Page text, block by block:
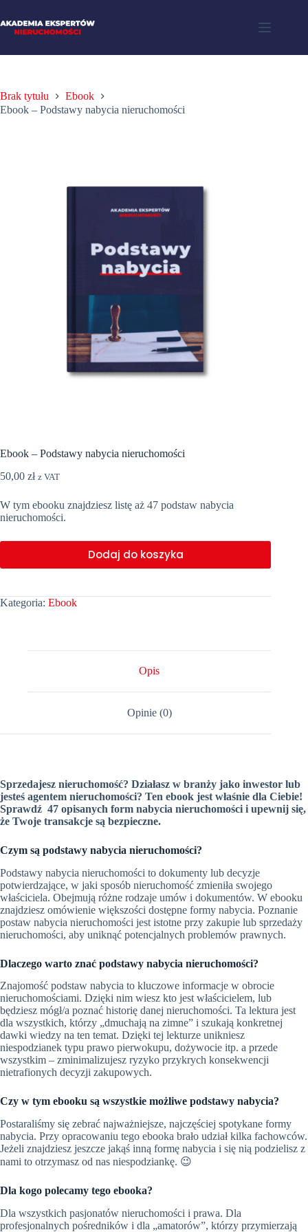
Brak tytułu
Ebook
Ebook – Podstawy nabycia nieruchomości
Ebook – Podstawy nabycia nieruchomości
50,00 zł z VAT
W tym ebooku znajdziesz listę aż 47 podstaw nabycia
nieruchomości.
Dodaj do koszyka
Kategoria: Ebook
Opis
Opinie (0)
Sprzedajesz nieruchomość? Działasz w branży jako inwestor lub
jesteś agentem nieruchomości? Ten ebook jest właśnie dla Ciebie!
Sprawdź 47 opisanych form nabycia nieruchomości i upewnij się,
że Twoje transakcje są bezpieczne.
Czym są podstawy nabycia nieruchomości?
Podstawy nabycia nieruchomości to dokumenty lub decyzje
potwierdzające, w jaki sposób nieruchomość zmieniła swojego
właściciela. Obejmują różne rodzaje umów i dokumentów. W ebooku
znajdziesz omówienie większości dostępne formy nabycia. Poznanie
postaw nabycia nieruchomości jest istotne przy zakupie lub sprzedaży
nieruchomości, aby uniknąć potencjalnych problemów prawnych.
Dlaczego warto znać podstawy nabycia nieruchomości?
Znajomość podstaw nabycia to kluczowe informacje w obrocie
nieruchomościami. Dzięki nim wiesz kto jest właścicielem, lub
będziesz mógł/a poznać historię danej nieruchomości. Ta lektura jest
dla wszystkich, którzy „dmuchają na zimne” i szukają konkretnej
dawki wiedzy na ten temat. Dzięki tej lekturze unikniesz
niespodzianek typu prawo pierwokupu, dożywocie itp. a przede
wszystkim – zminimalizujesz ryzyko przykrych konsekwencji
nietrafionych decyzji zakupowych.
Czy w tym ebooku są wszystkie możliwe podstawy nabycia?
Postaraliśmy się zebrać najważniejsze, najczęściej spotykane formy
nabycia. Przy opracowaniu tego ebooka brało udział kilka fachowców.
Jeżeli znajdziesz jeszcze jakąś inną formę nabycia i się nią podzielisz z
nami to otrzymasz od nas niespodziankę. 😉
Dla kogo polecamy tego ebooka?
Dla wszystkich pasjonatów nieruchomości i prawa. Dla
profesjonalnych pośredników i dla „amatorów”, którzy przymierzają